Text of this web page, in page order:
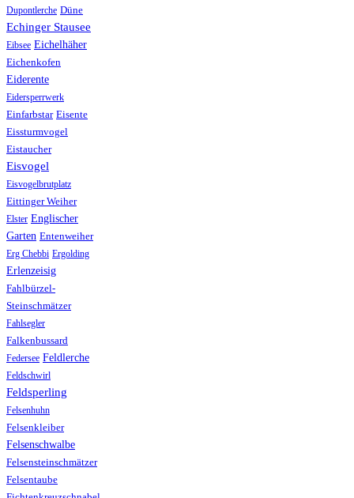
Dupontlerche Düne
Echinger Stausee
Eibsee Eichelhäher
Eichenkofen
Eiderente
Eidersperrwerk
Einfarbstar Eisente
Eissturmvogel
Eistaucher
Eisvogel
Eisvogelbrutplatz
Eittinger Weiher
Elster Englischer
Garten Entenweiher
Erg Chebbi Ergolding
Erlenzeisig
Fahlbürzel-
Steinschmätzer
Fahlsegler
Falkenbussard
Federsee Feldlerche
Feldschwirl
Feldsperling
Felsenhuhn
Felsenkleiber
Felsenschwalbe
Felsensteinschmätzer
Felsentaube